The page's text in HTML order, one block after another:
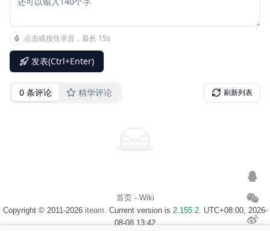
首页- Wiki
Copyright © 2011-2026 iteam. Current version is 2.155.2. UTC+08:00, 2026-
08-08 13:42